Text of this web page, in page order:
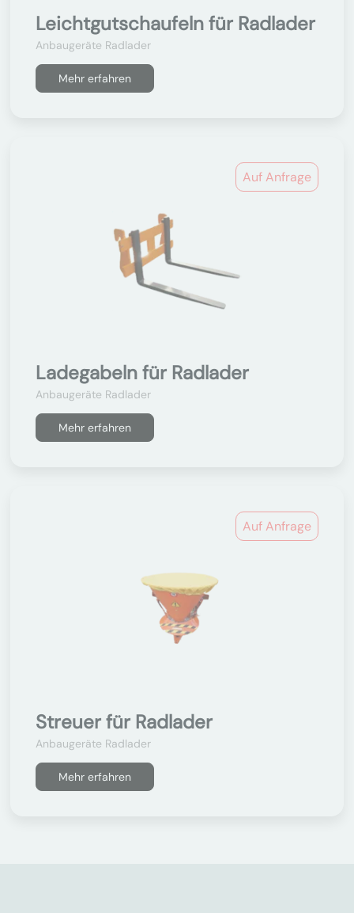
Leichtgutschaufeln für Radlader
Anbaugeräte Radlader
Mehr erfahren
Auf Anfrage
Ladegabeln für Radlader
Anbaugeräte Radlader
Mehr erfahren
Auf Anfrage
Streuer für Radlader
Anbaugeräte Radlader
Mehr erfahren